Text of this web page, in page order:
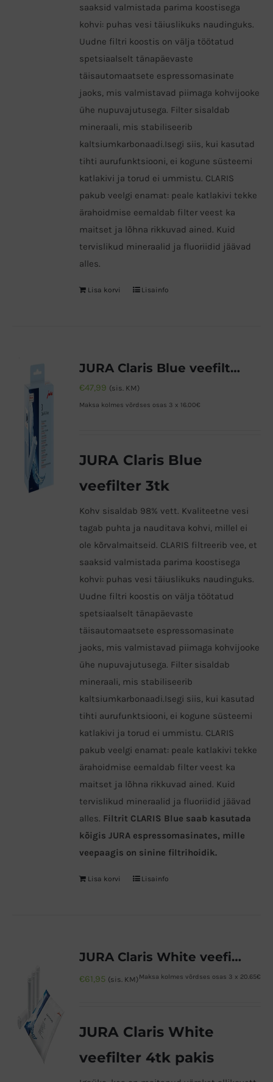
saaksid valmistada parima koostisega
kohvi: puhas vesi täiuslikuks naudinguks.
Uudne filtri koostis on välja töötatud
spetsiaalselt tänapäevaste
täisautomaatsete espressomasinate
jaoks, mis valmistavad piimaga kohvijooke
ühe nupuvajutusega. Filter sisaldab
mineraali, mis stabiliseerib
kaltsiumkarbonaadi.Isegi siis, kui kasutad
tihti aurufunktsiooni, ei kogune süsteemi
katlakivi ja torud ei ummistu. CLARIS
pakub veelgi enamat: peale katlakivi tekke
ärahoidmise eemaldab filter veest ka
maitset ja lõhna rikkuvad ained. Kuid
tervislikud mineraalid ja fluoriidid jäävad
alles.
Lisa korvi Lisainfo
JURA Claris Blue veefilter 3tk
€47,99 (sis. KM)
Maksa kolmes võrdses osas 3 x 16.00€
JURA Claris Blue
veefilter 3tk
Kohv sisaldab 98% vett. Kvaliteetne vesi
tagab puhta ja nauditava kohvi, millel ei
ole kõrvalmaitseid. CLARIS filtreerib vee, et
saaksid valmistada parima koostisega
kohvi: puhas vesi täiuslikuks naudinguks.
Uudne filtri koostis on välja töötatud
spetsiaalselt tänapäevaste
täisautomaatsete espressomasinate
jaoks, mis valmistavad piimaga kohvijooke
ühe nupuvajutusega. Filter sisaldab
mineraali, mis stabiliseerib
kaltsiumkarbonaadi.Isegi siis, kui kasutad
tihti aurufunktsiooni, ei kogune süsteemi
katlakivi ja torud ei ummistu. CLARIS
pakub veelgi enamat: peale katlakivi tekke
ärahoidmise eemaldab filter veest ka
maitset ja lõhna rikkuvad ained. Kuid
tervislikud mineraalid ja fluoriidid jäävad
alles. Filtrit CLARIS Blue saab kasutada
kõigis JURA espressomasinates, mille
veepaagis on sinine filtrihoidik.
Lisa korvi Lisainfo
JURA Claris White veefilter 4tk pakis
€61,95 (sis. KM)Maksa kolmes võrdses osas 3 x 20.65€
JURA Claris White
veefilter 4tk pakis